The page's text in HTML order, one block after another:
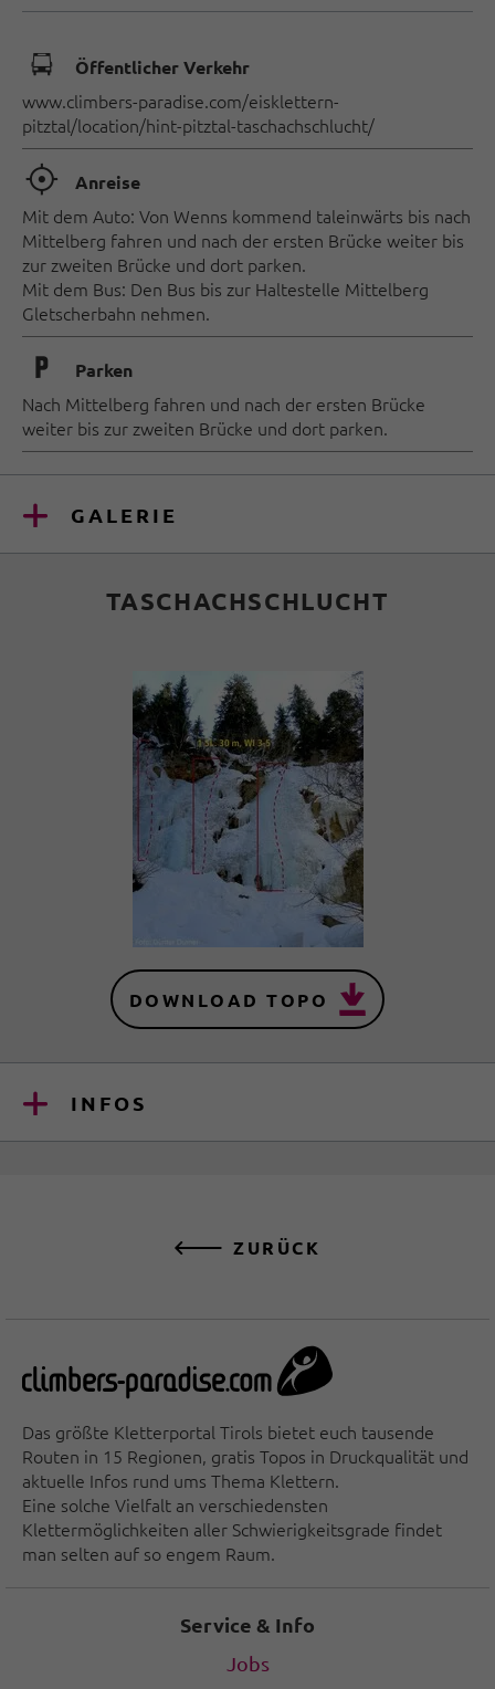
🕞 Öffentlicher Verkehr
www.climbers-paradise.com/eisklettern-
pitztal/location/hint-pitztal-taschachschlucht/
🞞 Anreise
Mit dem Auto: Von Wenns kommend taleinwärts bis nach
Mittelberg fahren und nach der ersten Brücke weiter bis
zur zweiten Brücke und dort parken.
Mit dem Bus: Den Bus bis zur Haltestelle Mittelberg
Gletscherbahn nehmen.
🐈 Parken
Nach Mittelberg fahren und nach der ersten Brücke
weiter bis zur zweiten Brücke und dort parken.
GALERIE
TASCHACHSCHLUCHT
DOWNLOAD TOPO
INFOS
ZURÜCK
Das größte Kletterportal Tirols bietet euch tausende
Routen in 15 Regionen, gratis Topos in Druckqualität und
aktuelle Infos rund ums Thema Klettern.
Eine solche Vielfalt an verschiedensten
Klettermöglichkeiten aller Schwierigkeitsgrade findet
man selten auf so engem Raum.
Service & Info
Jobs